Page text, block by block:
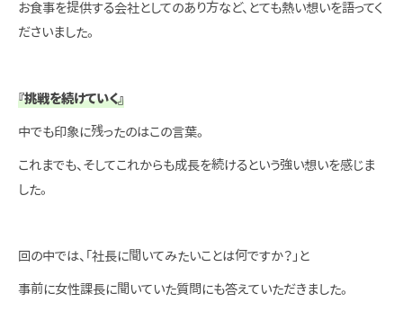
お食事を提供する会社としてのあり方など、とても熱い想いを語ってく
ださいました。
『挑戦を続けていく』
中でも印象に残ったのはこの言葉。
これまでも、そしてこれからも成長を続けるという強い想いを感じま
した。
回の中では、「社長に聞いてみたいことは何ですか？」と
事前に女性課長に聞いていた質問にも答えていただきました。